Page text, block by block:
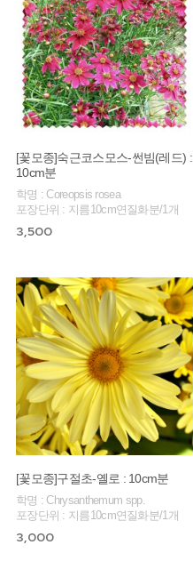
[꽃모종]숙근코스모스-썬빔(레드) :
10cm분
학명 : Coreopsis rosea
포장단위 : 지름10cm연질화분/1개
3,500
[꽃모종]구절초-옐로 : 10cm분
학명 : Chrysanthemum spp.
포장단위 : 지름10cm연질화분/1개
3,000